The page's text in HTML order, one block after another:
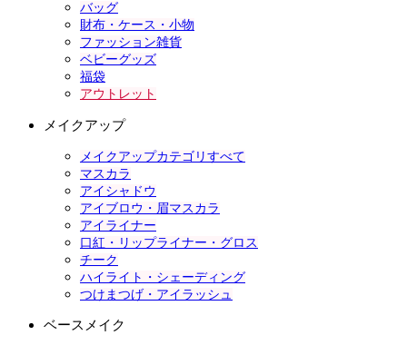
バッグ
財布・ケース・小物
ファッション雑貨
ベビーグッズ
福袋
アウトレット
メイクアップ
メイクアップカテゴリすべて
マスカラ
アイシャドウ
アイブロウ・眉マスカラ
アイライナー
口紅・リップライナー・グロス
チーク
ハイライト・シェーディング
つけまつげ・アイラッシュ
ベースメイク